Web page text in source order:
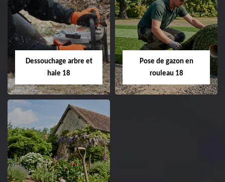
Taille de haie 18
Entreprise taille de haie
18 Cher tel:
02.52.56.49.40
Tonte et réfection
de pelouse 18
Entreprise tonte et
Cher tel: 02.52.56.49.40
Dessouchage arbre et
haie 18
Dessouchage arbre
et haie 18
Pose de gazon en
rouleau 18